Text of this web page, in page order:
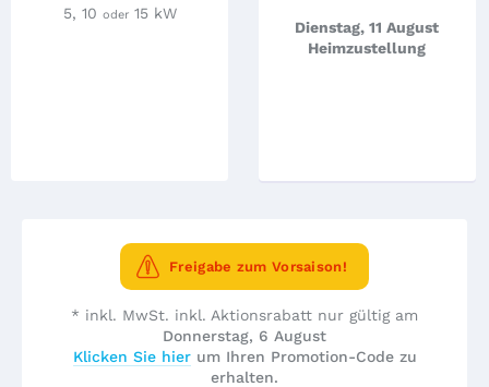
5, 10 oder15 kW
Dienstag, 11 August
Heimzustellung
Freigabe zum Vorsaison!
* inkl. MwSt. inkl. Aktionsrabatt nur gültig am
Donnerstag, 6 August
Klicken Sie hierum Ihren Promotion-Code zu
erhalten.